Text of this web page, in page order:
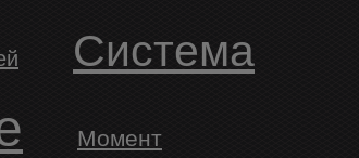
система
момент